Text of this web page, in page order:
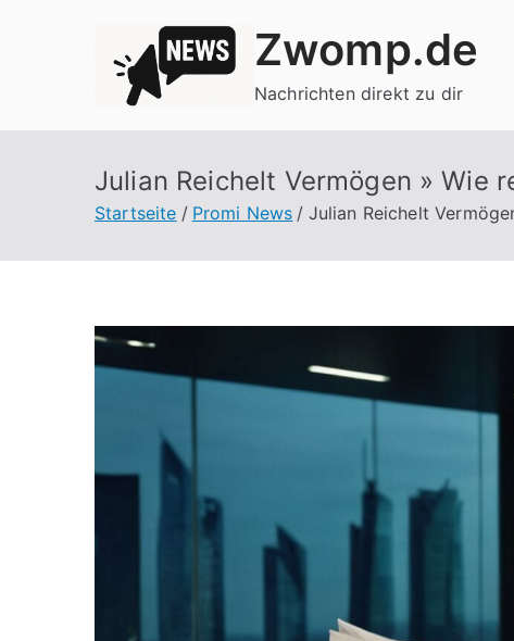
Zwomp.de
Nachrichten direkt zu dir
Julian Reichelt Vermögen » Wie
Startseite Promi News Julian Reichelt